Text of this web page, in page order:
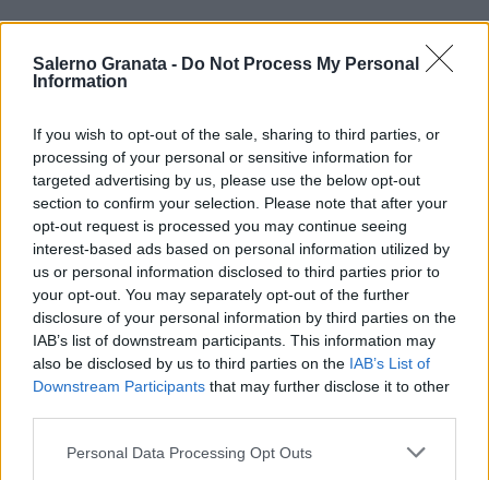
Salerno Granata - Do Not Process My Personal
Information
If you wish to opt-out of the sale, sharing to third parties, or
processing of your personal or sensitive information for
targeted advertising by us, please use the below opt-out
section to confirm your selection. Please note that after your
opt-out request is processed you may continue seeing
interest-based ads based on personal information utilized by
us or personal information disclosed to third parties prior to
your opt-out. You may separately opt-out of the further
disclosure of your personal information by third parties on the
IAB’s list of downstream participants. This information may
also be disclosed by us to third parties on the IAB’s List of
Downstream Participants that may further disclose it to other
Personal Data Processing Opt Outs